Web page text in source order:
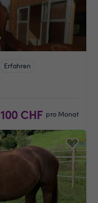
Erfahren
100 CHF pro Monat